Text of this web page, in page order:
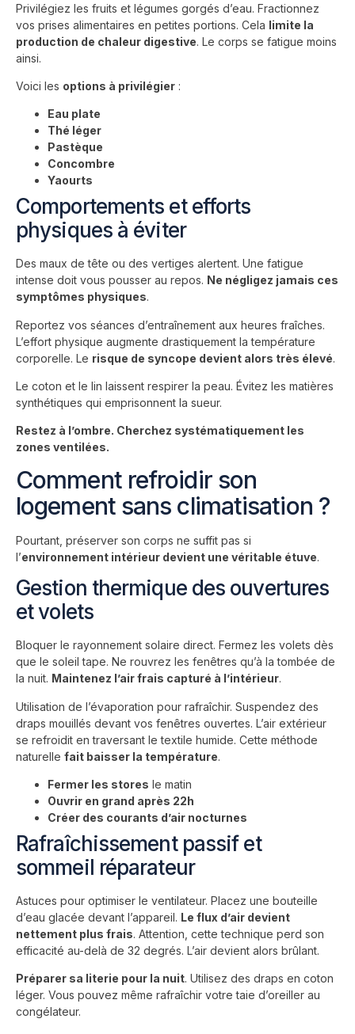
Privilégiez les fruits et légumes gorgés d’eau. Fractionnez
vos prises alimentaires en petites portions. Cela limite la
production de chaleur digestive. Le corps se fatigue moins
ainsi.
Voici les options à privilégier :
Eau plate
Thé léger
Pastèque
Concombre
Yaourts
Comportements et efforts
physiques à éviter
Des maux de tête ou des vertiges alertent. Une fatigue
intense doit vous pousser au repos. Ne négligez jamais ces
symptômes physiques.
Reportez vos séances d’entraînement aux heures fraîches.
L’effort physique augmente drastiquement la température
corporelle. Le risque de syncope devient alors très élevé.
Le coton et le lin laissent respirer la peau. Évitez les matières
synthétiques qui emprisonnent la sueur.
Restez à l’ombre. Cherchez systématiquement les
zones ventilées.
Comment refroidir son
logement sans climatisation ?
Pourtant, préserver son corps ne suffit pas si
l’environnement intérieur devient une véritable étuve.
Gestion thermique des ouvertures
et volets
Bloquer le rayonnement solaire direct. Fermez les volets dès
que le soleil tape. Ne rouvrez les fenêtres qu’à la tombée de
la nuit. Maintenez l’air frais capturé à l’intérieur.
Utilisation de l’évaporation pour rafraîchir. Suspendez des
draps mouillés devant vos fenêtres ouvertes. L’air extérieur
se refroidit en traversant le textile humide. Cette méthode
naturelle fait baisser la température.
Fermer les stores le matin
Ouvrir en grand après 22h
Créer des courants d’air nocturnes
Rafraîchissement passif et
sommeil réparateur
Astuces pour optimiser le ventilateur. Placez une bouteille
d’eau glacée devant l’appareil. Le flux d’air devient
nettement plus frais. Attention, cette technique perd son
efficacité au-delà de 32 degrés. L’air devient alors brûlant.
Préparer sa literie pour la nuit. Utilisez des draps en coton
léger. Vous pouvez même rafraîchir votre taie d’oreiller au
congélateur.